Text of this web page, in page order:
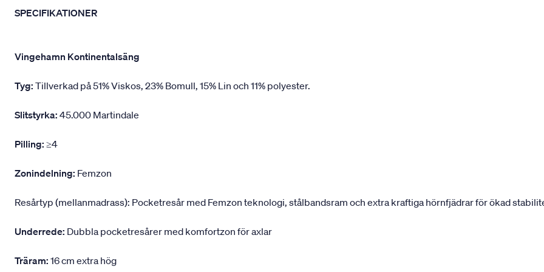
SPECIFIKATIONER
Vingehamn Kontinentalsäng
Tyg: Tillverkad på 51% Viskos, 23% Bomull, 15% Lin och 11% polyester.
Slitstyrka: 45.000 Martindale
Pilling: ≥4
Zonindelning: Femzon
Resårtyp (mellanmadrass): Pocketresår med Femzon teknologi, stålbandsram och extra kraftiga hörnfjädrar för ökad
Underrede: Dubbla pocketresårer med komfortzon för axlar
Träram: 16 cm extra hög